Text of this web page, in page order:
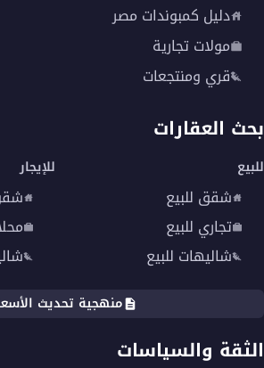
دليل كمبوندات مصر
مولات تجارية
قري ومنتجعات
بحث العقارات
للبيع
شقق للبيع
تجاري للبيع
شاليهات للبيع
للإيجار
منهجية تحديث
الثقة والسياسات